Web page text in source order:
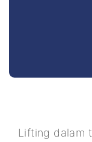
Lifting dalam